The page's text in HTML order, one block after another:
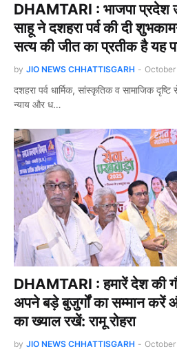
DHAMTARI : भाजपा प्रदेश
साहू ने दशहरा पर्व की दी
सत्य की जीत का प्रतीक है यह
by JIO NEWS CHHATTISGARH -
दशहरा पर्व धार्मिक, सांस्कृतिक व सामाजिक
न्याय और ध…
DHAMTARI : हमारें देश की
अपने बड़े बुजुर्गों का सम्मान
का ख्याल रखें: रामू रोहरा
by JIO NEWS CHHATTISGARH -